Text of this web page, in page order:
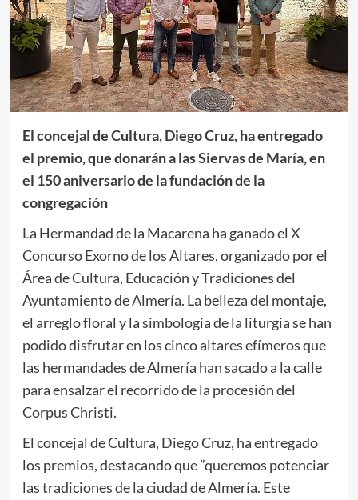
El concejal de Cultura, Diego Cruz, ha entregado
el premio, que donarán a las Siervas de María, en
el 150 aniversario de la fundación de la
congregación
La Hermandad de la Macarena ha ganado el X
Concurso Exorno de los Altares, organizado por el
Área de Cultura, Educación y Tradiciones del
Ayuntamiento de Almería. La belleza del montaje,
el arreglo floral y la simbología de la liturgia se han
podido disfrutar en los cinco altares efímeros que
las hermandades de Almería han sacado a la calle
para ensalzar el recorrido de la procesión del
Corpus Christi.
El concejal de Cultura, Diego Cruz, ha entregado
los premios, destacando que ”queremos potenciar
las tradiciones de la ciudad de Almería. Este